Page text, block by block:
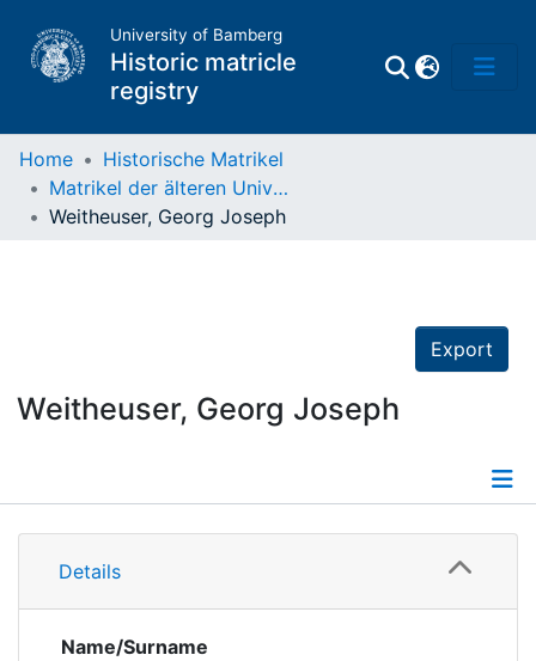
University of Bamberg
Historic matricle
registry
Matrikel
Home
Historische Matrikel
Matrikel der älteren Universität
Weitheuser, Georg Joseph
Export
Weitheuser, Georg Joseph
Details
Details
Name/Surname